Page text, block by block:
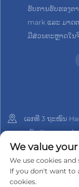
ຮັບການຮັບຮອງຕ
mark ແລະ ມາດ
ມີສ່ວນຕະຫຼາດໃນ
ເລກທີ 3 ຖະໜົນ
ຫວັດ Jiangsu, ປະ
+86-
[email
We value
We use cookies
If you don't want to
cookies.